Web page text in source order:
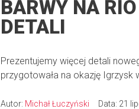
BARWY NA
DETALI
Prezentujemy więcej detali
przygotowała na okazję Igrzysk
Autor: Michał Łuczyński Data: 21